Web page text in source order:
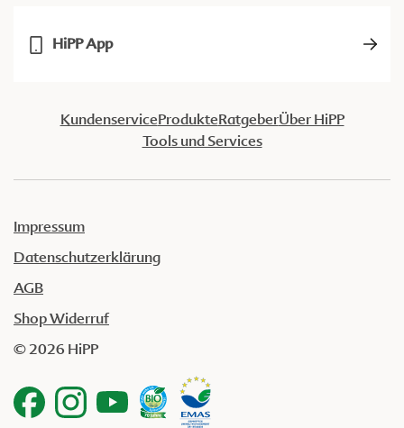
HiPP App
KundenserviceProdukteRatgeberÜber HiPP
Tools und Services
Impressum
Datenschutzerklärung
AGB
Shop Widerruf
© 2026 HiPP